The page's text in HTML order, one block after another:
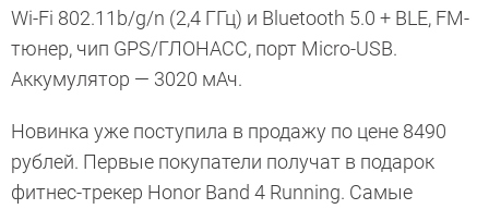
Wi-Fi 802.11b/g/n (2,4 ГГц) и Bluetooth 5.0 + BLE, FM-
тюнер, чип GPS/ГЛОНАСС, порт Micro-USB.
Аккумулятор — 3020 мАч.
Новинка уже поступила в продажу по цене 8490
рублей. Первые покупатели получат в подарок
фитнес-трекер Honor Band 4 Running. Самые